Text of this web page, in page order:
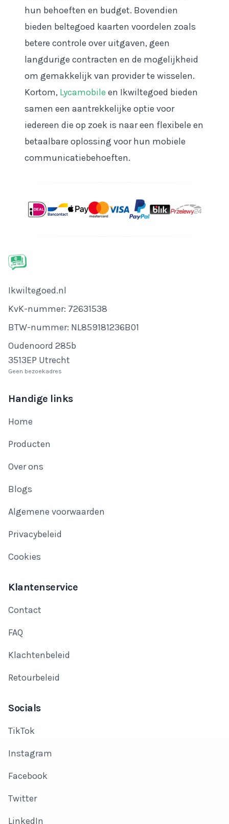
hun behoeften en budget. Bovendien
bieden beltegoed kaarten voordelen zoals
betere controle over uitgaven, geen
langdurige contracten en de mogelijkheid
om gemakkelijk van provider te wisselen.
Kortom, Lycamobile en Ikwiltegoed bieden
samen een aantrekkelijke optie voor
iedereen die op zoek is naar een flexibele en
betaalbare oplossing voor hun mobiele
communicatiebehoeften.
Bedrijfsnaam
Ikwiltegoed.nl
KvK-nummer
KvK-nummer: 72631538
BTW-nummer
BTW-nummer: NL859181236B01
Adres
Oudenoord 285b
3513EP Utrecht
Geen bezoekadres
Handige links
Home
Producten
Over ons
Blogs
Algemene voorwaarden
Privacybeleid
Cookies
Klantenservice
Contact
FAQ
Klachtenbeleid
Retourbeleid
Socials
TikTok
Instagram
Facebook
Twitter
LinkedIn